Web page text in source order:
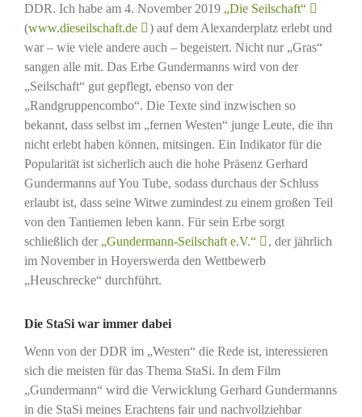
DDR. Ich habe am 4. November 2019 „Die Seilschaft“
(www.dieseilschaft.de
) auf dem Alexanderplatz erlebt und
war – wie viele andere auch – begeistert. Nicht nur „Gras“
sangen alle mit. Das Erbe Gundermanns wird von der
„Seilschaft“ gut gepflegt, ebenso von der
„Randgruppencombo“. Die Texte sind inzwischen so
bekannt, dass selbst im „fernen Westen“ junge Leute, die ihn
nicht erlebt haben können, mitsingen. Ein Indikator für die
Popularität ist sicherlich auch die hohe Präsenz Gerhard
Gundermanns auf You Tube, sodass durchaus der Schluss
erlaubt ist, dass seine Witwe zumindest zu einem großen Teil
von den Tantiemen leben kann. Für sein Erbe sorgt
schließlich der „Gundermann-Seilschaft e.V.“
, der jährlich
im November in Hoyerswerda den Wettbewerb
„Heuschrecke“ durchführt.
Die StaSi war immer dabei
Wenn von der DDR im „Westen“ die Rede ist, interessieren
sich die meisten für das Thema StaSi. In dem Film
„Gundermann“ wird die Verwicklung Gerhard Gundermanns
in die StaSi meines Erachtens fair und nachvollziehbar